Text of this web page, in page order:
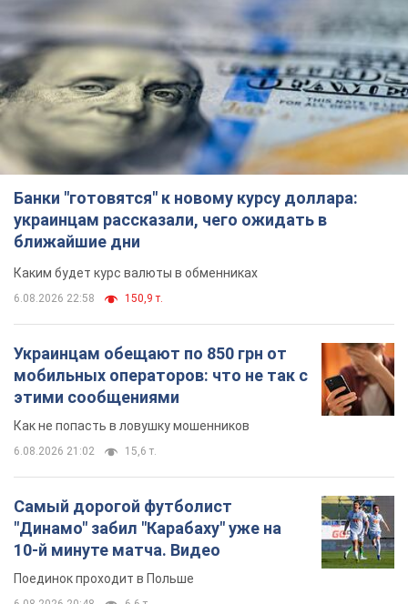
Банки "готовятся" к новому курсу доллара:
украинцам рассказали, чего ожидать в
ближайшие дни
Каким будет курс валюты в обменниках
6.08.2026 22:58 150,9 т.
Украинцам обещают по 850 грн от
мобильных операторов: что не так с
этими сообщениями
Как не попасть в ловушку мошенников
6.08.2026 21:02 15,6 т.
Самый дорогой футболист
"Динамо" забил "Карабаху" уже на
10-й минуте матча. Видео
Поединок проходит в Польше
6.08.2026 20:48 6,6 т.